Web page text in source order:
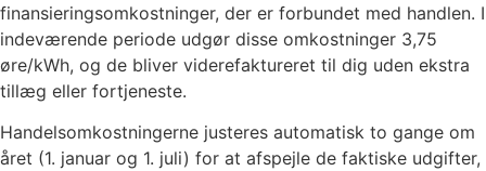
finansieringsomkostninger, der er forbundet med handlen. I
indeværende periode udgør disse omkostninger 3,75
øre/kWh, og de bliver viderefaktureret til dig uden ekstra
tillæg eller fortjeneste.
Handelsomkostningerne justeres automatisk to gange om
året (1. januar og 1. juli) for at afspejle de faktiske udgifter,